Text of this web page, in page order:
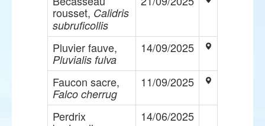
rousset, Calidris
subruficollis
Pluvier fauve,
Pluvialis fulva
14/09/2025
Faucon sacre,
Falco cherrug
11/09/2025
Perdrix 14/06/2025